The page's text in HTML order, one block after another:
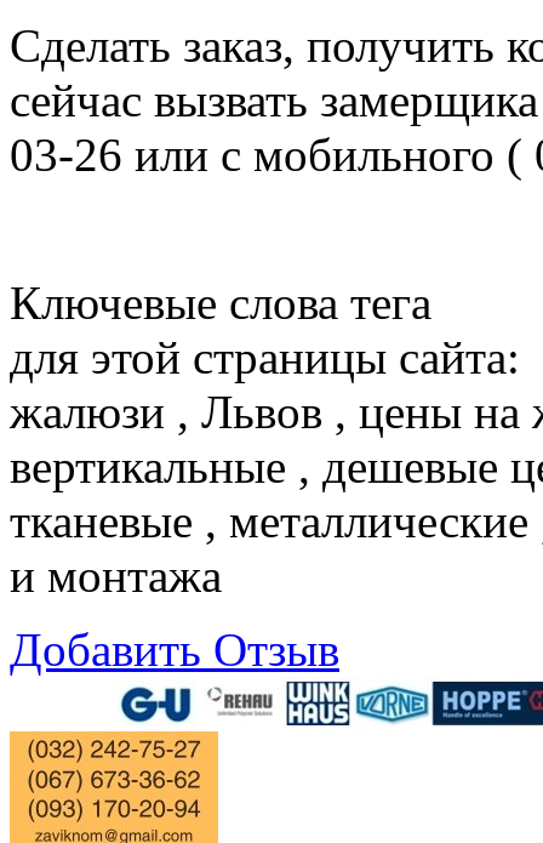
Сделать заказ, получить
сейчас вызвать
03-26 или с мобильного (
Ключевые слова тега
для этой страницы сайта:
жалюзи , Львов , цены на
вертикальные , дешевые
тканевые ,
и монтажа
Добавить Отзыв